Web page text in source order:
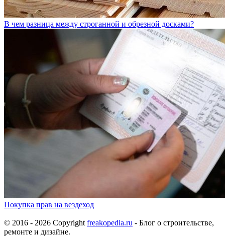
В чем разница между строганной и обрезной досками?
Покупка прав на вездеход
© 2016 - 2026 Copyright freakopedia.ru - Блог о строительстве,
ремонте и дизайне.